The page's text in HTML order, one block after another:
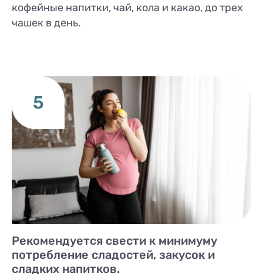
кофейные напитки, чай, кола и какао, до трех
чашек в день.
5
Рекомендуется свести к минимуму
потребление сладостей, закусок и
сладких напитков.